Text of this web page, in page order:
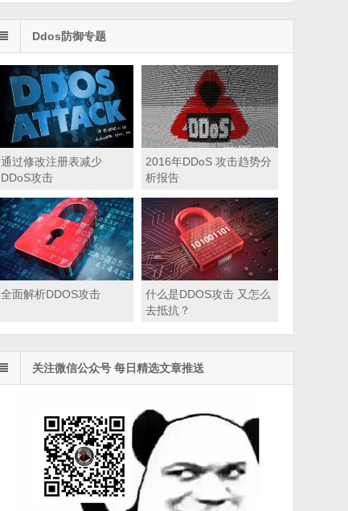
Ddos防御专题
通过修改注册表减少
DDoS攻击
2016年DDoS 攻击趋势分
析报告
全面解析DDOS攻击
什么是DDOS攻击 又怎么
去抵抗？
关注微信公众号 每日精选文章推送